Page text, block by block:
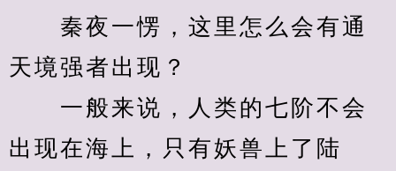
秦夜一愣，这里怎么会有通
天境强者出现？
一般来说，人类的七阶不会
出现在海上，只有妖兽上了陆